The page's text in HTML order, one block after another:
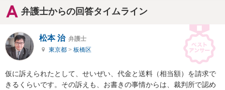
弁護士からの回答タイムライン
松本 治 弁護士
東京都 > 板橋区
仮に訴えられたとして、せいぜい、代金と送料（相当額）を請求で
きるくらいです。その訴えも、お書きの事情からは、裁判所で認め